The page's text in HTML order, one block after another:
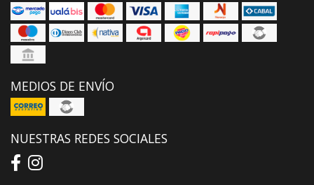
MEDIOS DE ENVÍO
NUESTRAS REDES SOCIALES